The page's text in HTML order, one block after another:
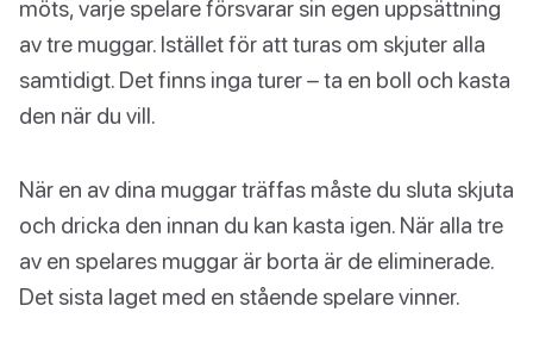
möts, varje spelare försvarar sin egen uppsättning
av tre muggar. Istället för att turas om skjuter alla
samtidigt. Det finns inga turer – ta en boll och kasta
den när du vill.
När en av dina muggar träffas måste du sluta skjuta
och dricka den innan du kan kasta igen. När alla tre
av en spelares muggar är borta är de eliminerade.
Det sista laget med en stående spelare vinner.